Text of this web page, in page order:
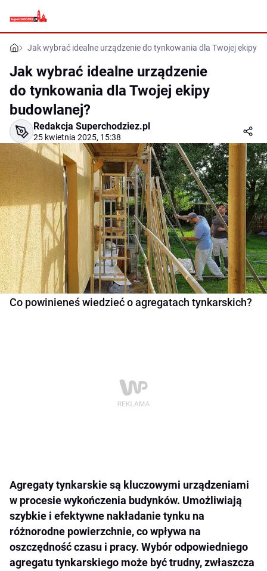
Jak wybrać idealne urządzenie do tynkowania dla Twojej ekipy
Jak wybrać idealne urządzenie
do tynkowania dla Twojej ekipy
budowlanej?
Redakcja Superchodziez.pl
25 kwietnia 2025, 15:38
Co powinieneś wiedzieć o agregatach tynkarskich?
Agregaty tynkarskie są kluczowymi urządzeniami
w procesie wykończenia budynków. Umożliwiają
szybkie i efektywne nakładanie tynku na
różnorodne powierzchnie, co wpływa na
oszczędność czasu i pracy. Wybór odpowiedniego
agregatu tynkarskiego może być trudny, zwłaszcza